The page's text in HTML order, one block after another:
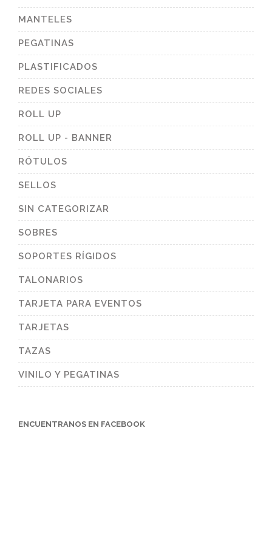
MANTELES
PEGATINAS
PLASTIFICADOS
REDES SOCIALES
ROLL UP
ROLL UP - BANNER
RÓTULOS
SELLOS
SIN CATEGORIZAR
SOBRES
SOPORTES RÍGIDOS
TALONARIOS
TARJETA PARA EVENTOS
TARJETAS
TAZAS
VINILO Y PEGATINAS
ENCUENTRANOS EN FACEBOOK